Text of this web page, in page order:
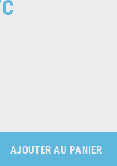
AJOUTER AU PANIER